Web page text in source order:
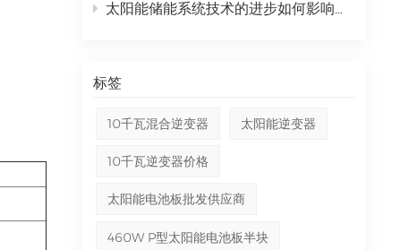
太阳能储能系统技术的进步如何影响能源独立？
标签
10千瓦混合逆变器 太阳能逆变器
10千瓦逆变器价格
太阳能电池板批发供应商
460W P型太阳能电池板半块